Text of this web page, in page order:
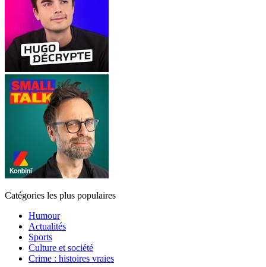
Catégories les plus populaires
Humour
Actualités
Sports
Culture et société
Crime : histoires vraies